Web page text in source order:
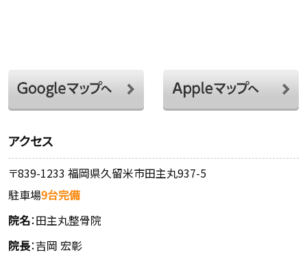
アクセス
〒839-1233 福岡県久留米市田主丸937-5
駐車場9台完備
院名：田主丸整骨院
院長：吉岡 宏彰